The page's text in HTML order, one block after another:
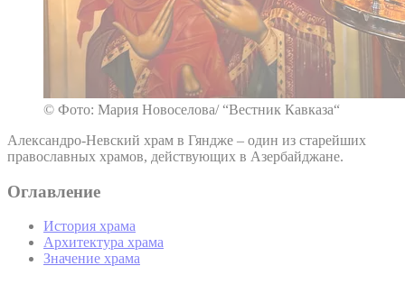
© Фото: Мария Новоселова/ “Вестник Кавказа“
Александро-Невский храм в Гяндже – один из старейших
православных храмов, действующих в Азербайджане.
Оглавление
История храма
Архитектура храма
Значение храма